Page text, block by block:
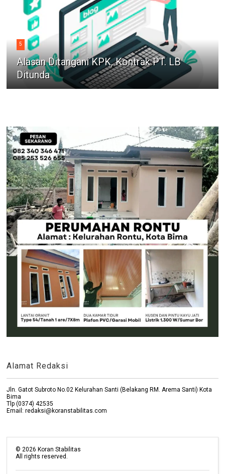
5
Alasan Ditangani KPK, Kontrak PT. LB
Ditunda
Alamat Redaksi
Jln. Gatot Subroto No.02 Kelurahan Santi (Belakang RM. Arema Santi) Kota
Bima
Tlp (0374) 42535
Email: redaksi@koranstabilitas.com
©2026 Koran Stabilitas
All rights reserved.